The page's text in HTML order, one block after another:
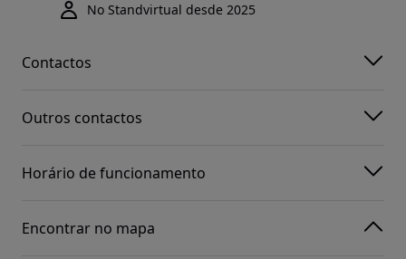
No Standvirtual desde 2025
Contactos
Outros contactos
Horário de funcionamento
Encontrar no mapa